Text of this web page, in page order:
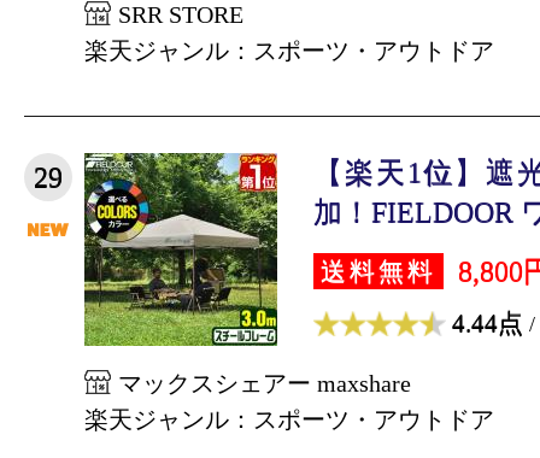
SRR STORE
楽天ジャンル：スポーツ・アウトドア
29
【楽天1位】遮
加！FIELDOOR
送料無料 8,800
4.44点 /
マックスシェアー maxshare
楽天ジャンル：スポーツ・アウトドア